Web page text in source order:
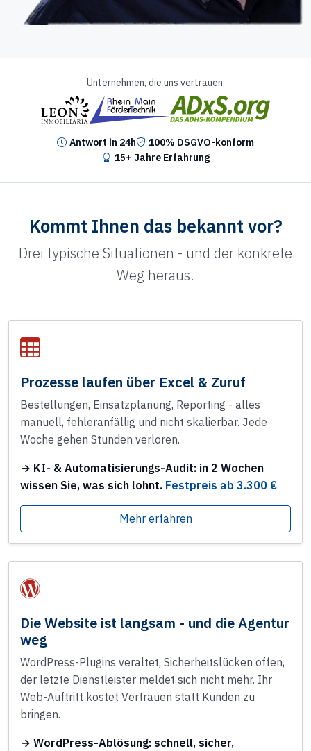
Unternehmen, die uns vertrauen:
Antwort in 24h
100% DSGVO-konform
15+ Jahre Erfahrung
Kommt Ihnen das bekannt vor?
Drei typische Situationen - und der konkrete
Weg heraus.
Prozesse laufen über Excel & Zuruf
Bestellungen, Einsatzplanung, Reporting - alles
manuell, fehleranfällig und nicht skalierbar. Jede
Woche gehen Stunden verloren.
→ KI- & Automatisierungs-Audit: in 2 Wochen
wissen Sie, was sich lohnt. Festpreis ab 3.300 €
Mehr erfahren
Die Website ist langsam - und die Agentur
weg
WordPress-Plugins veraltet, Sicherheitslücken offen,
der letzte Dienstleister meldet sich nicht mehr. Ihr
Web-Auftritt kostet Vertrauen statt Kunden zu
bringen.
→ WordPress-Ablösung: schnell, sicher,